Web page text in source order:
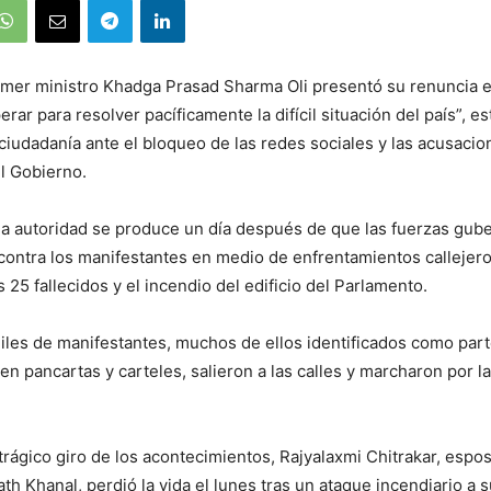
ministro Khadga Prasad Sharma Oli presentó su renuncia
para resolver pacíficamente la difícil situación del país”,
ante el bloqueo de las redes sociales y las
Gobierno.
autoridad se produce un día después de que las fuerzas
los manifestantes en medio de enfrentamientos
25 fallecidos y el incendio del edificio del Parlamento.
de manifestantes, muchos de ellos identificados como
pancartas y carteles, salieron a las calles y marcharon por
giro de los acontecimientos, Rajyalaxmi Chitrakar,
Khanal, perdió la vida el lunes tras un ataque incendiario a